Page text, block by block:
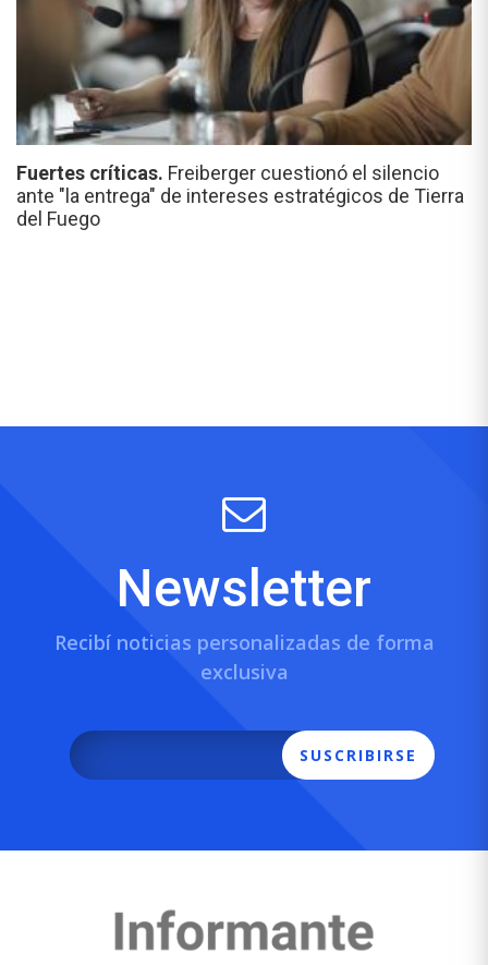
Fuertes críticas. Freiberger cuestionó el silencio
ante "la entrega" de intereses estratégicos de Tierra
del Fuego
Newsletter
Recibí noticias personalizadas de forma
exclusiva
SUSCRIBIRSE